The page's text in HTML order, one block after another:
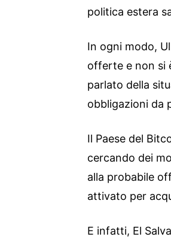
politica estera
In ogni modo,
offerte e non si
parlato della
obbligazioni da
Il Paese del
cercando dei
alla probabile
attivato per
E infatti, El